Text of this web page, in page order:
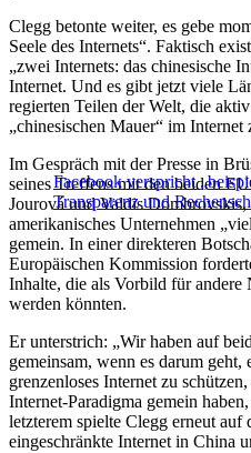
Clegg betonte weiter, es gebe
Seele des Internets“. Faktisch
„zwei Internets: das chinesische
Internet. Und es gibt jetzt viele
regierten Teilen der Welt, die
„chinesischen Mauer“ im Internet
Facebook verspricht
Transparenz und
Im Gespräch mit der Presse in
seines Treffens mit den beiden
Jourová und Valdis Dombrovskis,
amerikanisches Unternehmen
gemein. In einer direkteren
Europäischen Kommission
Inhalte, die als Vorbild für andere
werden könnten.
Er unterstrich: „Wir haben auf
gemeinsam, wenn es darum geht,
grenzenloses Internet zu
Internet-Paradigma gemein
letzterem spielte Clegg erneut auf
eingeschränkte Internet in China